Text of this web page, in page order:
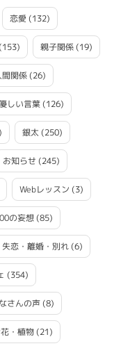
恋愛 (132)
親子関係(19)
間関係(26)
しい言葉(126)
銀太 (250)
お知らせ (245)
Webレッスン (3)
の妄想(85)
失恋・離婚・別れ(6)
(354)
さんの声(8)
・植物(21)